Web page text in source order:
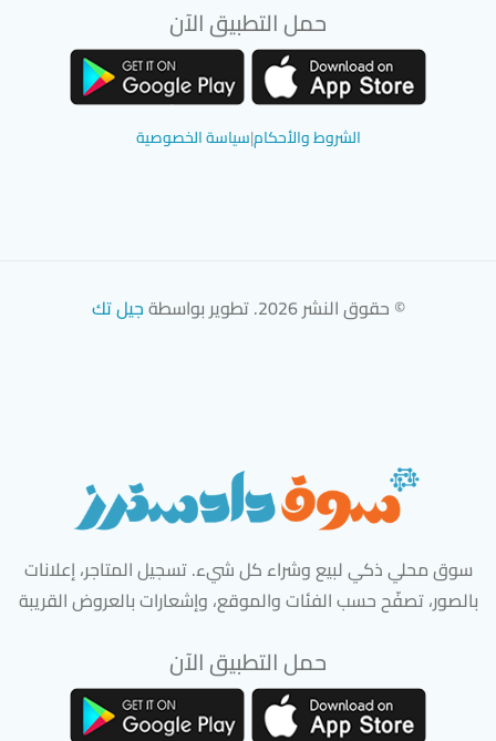
حمل التطبيق الآن
الشروط والأحكام|سياسة الخصوصية
© حقوق النشر 2026. تطوير بواسطة جيل تك
سوق محلي ذكي لبيع وشراء كل شيء. تسجيل المتاجر، إعلانات
بالصور، تصفّح حسب الفئات والموقع، وإشعارات بالعروض القريبة
حمل التطبيق الآن